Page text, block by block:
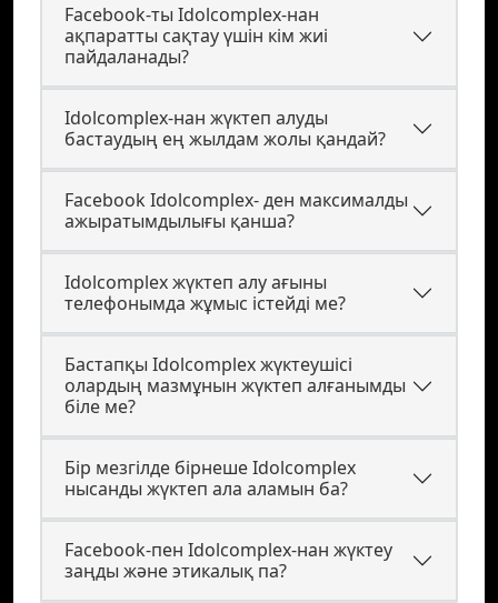
Facebook-ты Idolcomplex-нан
ақпаратты сақтау үшін кім жиі
пайдаланады?
Idolcomplex-нан жүктеп алуды
бастаудың ең жылдам жолы қандай?
Facebook Idolcomplex- ден максималды
ажыратымдылығы қанша?
Idolcomplex жүктеп алу ағыны
телефонымда жұмыс істейді ме?
Бастапқы Idolcomplex жүктеушісі
олардың мазмұнын жүктеп алғанымды
біле ме?
Бір мезгілде бірнеше Idolcomplex
нысанды жүктеп ала аламын ба?
Facebook-пен Idolcomplex-нан жүктеу
заңды және этикалық па?